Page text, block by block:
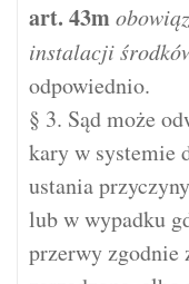
art. 43m
instalacji
odpowiednio.
§ 3. Sąd może
kary w systemie
ustania
lub w wypadku
przerwy zgodnie